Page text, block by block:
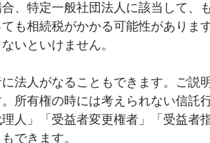
、特定一般社団法人に該当して、
も相続税がかかる可能性がありま
いといけません。
法人がなることもできます。ご説
所有権の時には考えられない信託
人」「受益者変更権者」「受益者
できます。